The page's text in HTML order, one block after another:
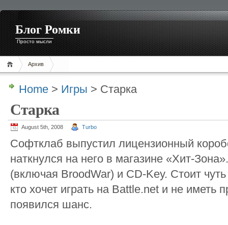
Блог Ромки
Просто мысли
Архив
Home > Игры > Старка
Старка
August 5th, 2008 Turbo
Софтклаб выпустил лицензионный
наткнулся на него в магазине «Хит-
(включая BroodWar) и CD-Key. Стоит
кто хочет играть на Battle.net и не иметь
появился шанс.